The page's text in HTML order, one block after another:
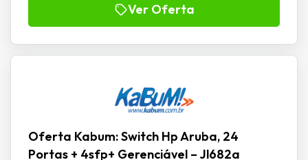
Ver Oferta
Oferta Kabum: Switch Hp Aruba, 24
Portas + 4sfp+ Gerenciável – Jl682a